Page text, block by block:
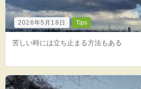
2026年5月18日 Tips
苦しい時には立ち止まる方法もある